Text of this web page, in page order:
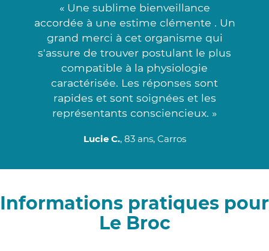
« Une sublime bienveillance
accordée à une estime clémente . Un
grand merci à cet organisme qui
s'assure de trouver postulant le plus
compatible à la physiologie
caractérisée. Les réponses sont
rapides et sont soignées et les
représentants consciencieux. »
Lucie C., 83 ans, Carros
Informations pratiques pour
Le Broc